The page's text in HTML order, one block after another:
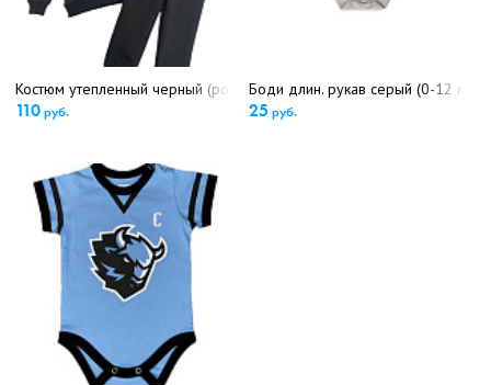
Костюм утепленный черный (рост 80-110 см) (5446)
110руб.
Боди длин. рукав серый (0-12
25 руб.